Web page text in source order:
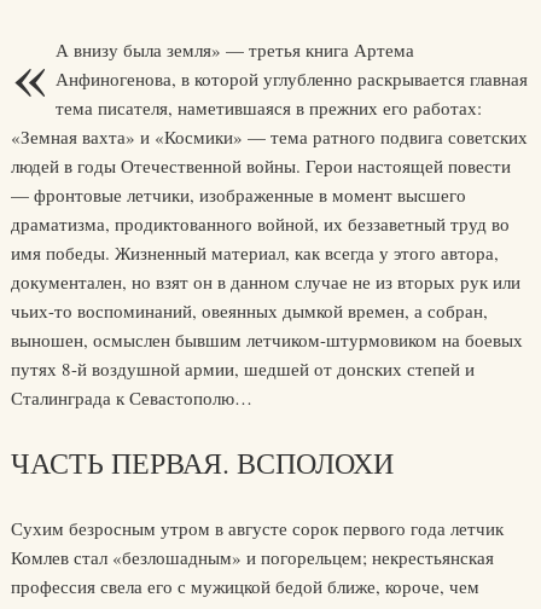
« А внизу была земля» — третья книга Артема
Анфиногенова, в которой углубленно раскрывается главная
тема писателя, наметившаяся в прежних его работах:
«Земная вахта» и «Космики» — тема ратного подвига советских
людей в годы Отечественной войны. Герои настоящей повести
— фронтовые летчики, изображенные в момент высшего
драматизма, продиктованного войной, их беззаветный труд во
имя победы. Жизненный материал, как всегда у этого автора,
документален, но взят он в данном случае не из вторых рук или
чьих-то воспоминаний, овеянных дымкой времен, а собран,
выношен, осмыслен бывшим летчиком-штурмовиком на боевых
путях 8-й воздушной армии, шедшей от донских степей и
Сталинграда к Севастополю…
ЧАСТЬ ПЕРВАЯ. ВСПОЛОХИ
Сухим безросным утром в августе сорок первого года летчик
Комлев стал «безлошадным» и погорельцем; некрестьянская
профессия свела его с мужицкой бедой ближе, короче, чем